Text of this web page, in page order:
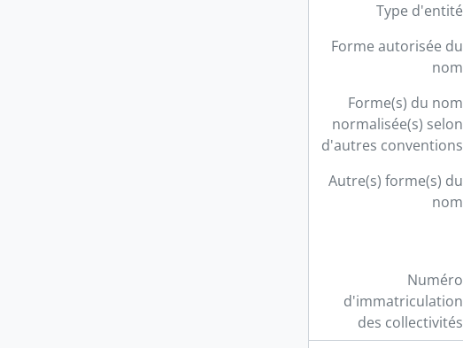
Type d'entité
Forme autorisée du
nom
Forme(s) du nom
normalisée(s) selon
d'autres conventions
Autre(s) forme(s) du
nom
Numéro
d'immatriculation
des collectivités